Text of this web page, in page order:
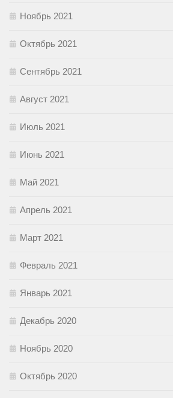
Ноябрь 2021
Октябрь 2021
Сентябрь 2021
Август 2021
Июль 2021
Июнь 2021
Май 2021
Апрель 2021
Март 2021
Февраль 2021
Январь 2021
Декабрь 2020
Ноябрь 2020
Октябрь 2020